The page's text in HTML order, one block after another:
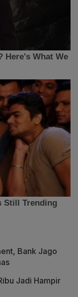
Bank Jago
Jadi Hampir